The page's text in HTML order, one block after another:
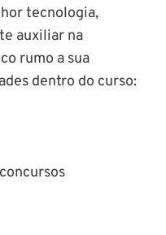
tecnologia,
auxiliar na
rumo a sua
dentro do curso: